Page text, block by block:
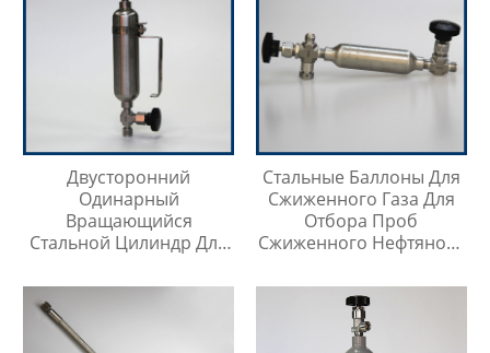
Двусторонний
Одинарный
Вращающийся
Стальной Цилиндр Для
Стальные Баллоны Для
Сжиженного Газа Для
Отбора Проб
Сжиженного Нефтяного